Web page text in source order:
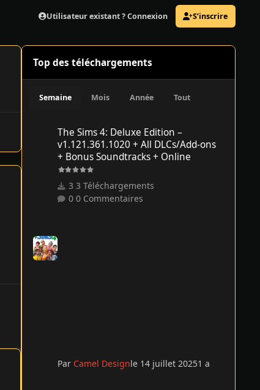
Utilisateur existant ? Connexion S’inscrire
Top des téléchargements
Semaine Mois Année Tout
The Sims 4: Deluxe Edition –
v1.121.361.1020 + All DLCs/Add-ons
+ Bonus Soundtracks + Online
3 Téléchargements
0 Commentaires
Par Camel Designle 14 juillet 20251 a